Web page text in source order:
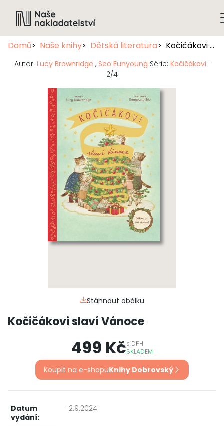
Domů Naše knihy Dětská literatura Kočičákovi slaví Vánoce
Autor: Lucy Brownridge , Seo Eunyoung Série: Kočičákovi ·
2/4
Stáhnout obálku
Kočičákovi slaví Vánoce
499 Kčs DPH
SKLADEM
Koupit na e-shopuKnihy Dobrovský
Datum
vydání:
12.9.2024